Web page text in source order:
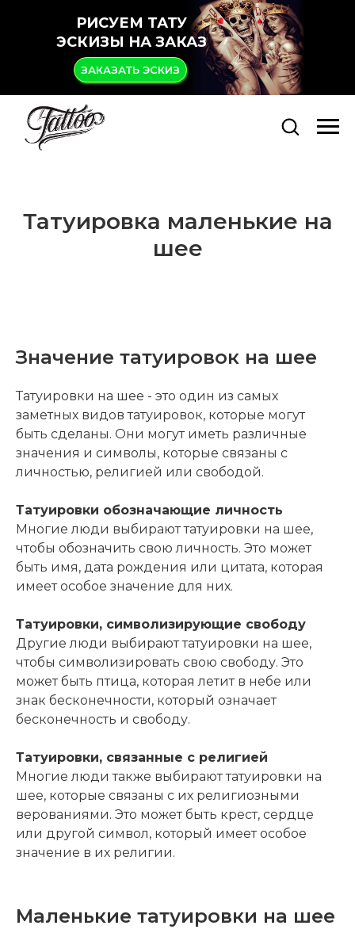
РИСУЕМ ТАТУ
ЭСКИЗЫ НА ЗАКАЗ
ЗАКАЗАТЬ ЭСКИЗ
Татуировка маленькие на
шее
Значение татуировок на шее
Татуировки на шее - это один из самых
заметных видов татуировок, которые могут
быть сделаны. Они могут иметь различные
значения и символы, которые связаны с
личностью, религией или свободой.
Татуировки обозначающие личность
Многие люди выбирают татуировки на шее,
чтобы обозначить свою личность. Это может
быть имя, дата рождения или цитата, которая
имеет особое значение для них.
Татуировки, символизирующие свободу
Другие люди выбирают татуировки на шее,
чтобы символизировать свою свободу. Это
может быть птица, которая летит в небе или
знак бесконечности, который означает
бесконечность и свободу.
Татуировки, связанные с религией
Многие люди также выбирают татуировки на
шее, которые связаны с их религиозными
верованиями. Это может быть крест, сердце
или другой символ, который имеет особое
значение в их религии.
Маленькие татуировки на шее